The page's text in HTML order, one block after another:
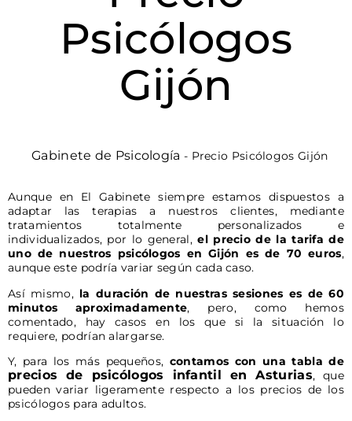
Psicólogos
Gijón
Gabinete de Psicología - Precio Psicólogos Gijón
Aunque en El Gabinete siempre estamos dispuestos a
adaptar las terapias a nuestros clientes, mediante
tratamientos totalmente personalizados e
individualizados, por lo general,el precio de la tarifa de
uno de nuestros psicólogos en Gijón es de 70 euros,
aunque este podría variar según cada caso.
Así mismo, la duración de nuestras sesiones es de 60
minutos aproximadamente, pero, como hemos
comentado, hay casos en los que si la situación lo
requiere, podrían alargarse.
Y, para los más pequeños, contamos con una tabla de
precios de psicólogos infantil en Asturias, que
pueden variar ligeramente respecto a los precios de los
psicólogos para adultos.